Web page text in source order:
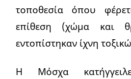
τοποθεσία όπου
επίθεση (χώμα και
εντοπίστηκαν ίχνη
Η Μόσχα